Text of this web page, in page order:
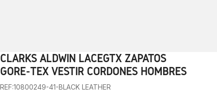
1 2 3 4 5 6 7 8 9
CLARKS ALDWIN LACEGTX ZAPATOS
GORE-TEX VESTIR CORDONES HOMBRES
REF:10800249-41-BLACK LEATHER